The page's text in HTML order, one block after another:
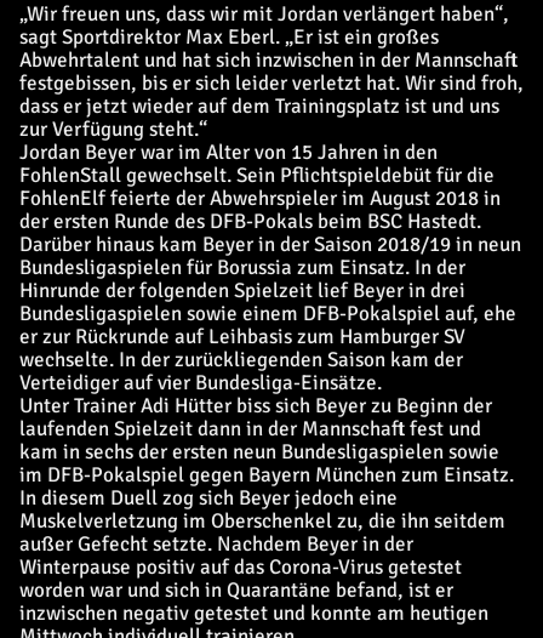
„Wir freuen uns, dass wir mit Jordan verlängert haben“,
sagt Sportdirektor Max Eberl. „Er ist ein großes
Abwehrtalent und hat sich inzwischen in der Mannschaft
festgebissen, bis er sich leider verletzt hat. Wir sind froh,
dass er jetzt wieder auf dem Trainingsplatz ist und uns
zur Verfügung steht.“
Jordan Beyer war im Alter von 15 Jahren in den
FohlenStall gewechselt. Sein Pflichtspieldebüt für die
FohlenElf feierte der Abwehrspieler im August 2018 in
der ersten Runde des DFB-Pokals beim BSC Hastedt.
Darüber hinaus kam Beyer in der Saison 2018/19 in neun
Bundesligaspielen für Borussia zum Einsatz. In der
Hinrunde der folgenden Spielzeit lief Beyer in drei
Bundesligaspielen sowie einem DFB-Pokalspiel auf, ehe
er zur Rückrunde auf Leihbasis zum Hamburger SV
wechselte. In der zurückliegenden Saison kam der
Verteidiger auf vier Bundesliga-Einsätze.
Unter Trainer Adi Hütter biss sich Beyer zu Beginn der
laufenden Spielzeit dann in der Mannschaft fest und
kam in sechs der ersten neun Bundesligaspielen sowie
im DFB-Pokalspiel gegen Bayern München zum Einsatz.
In diesem Duell zog sich Beyer jedoch eine
Muskelverletzung im Oberschenkel zu, die ihn seitdem
außer Gefecht setzte. Nachdem Beyer in der
Winterpause positiv auf das Corona-Virus getestet
worden war und sich in Quarantäne befand, ist er
inzwischen negativ getestet und konnte am heutigen